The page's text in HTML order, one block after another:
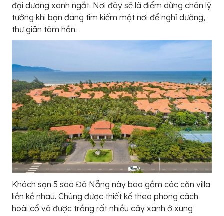
đại dương xanh ngắt. Nơi đây sẽ là điểm dừng chân lý
tưởng khi bạn đang tìm kiếm một nơi để nghỉ dưỡng,
thư giãn tâm hồn.
Khách sạn 5 sao Đà Nẵng này bao gồm các căn villa
liền kề nhau. Chúng được thiết kế theo phong cách
hoài cổ và được trồng rất nhiều cây xanh ở xung